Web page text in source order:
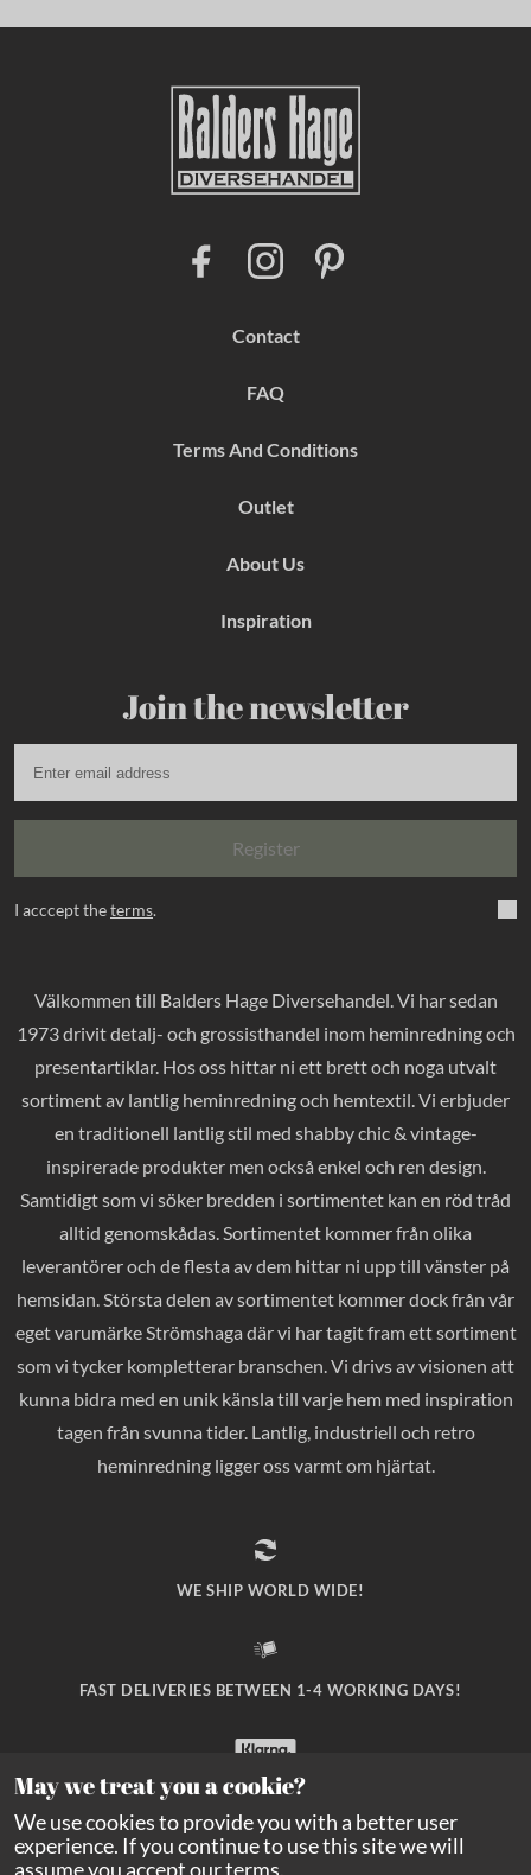
Contact
FAQ
Terms And Conditions
Outlet
About Us
Inspiration
Join the newsletter
Register
I acccept theterms.
I
n
g
a
m
Välkommen till Balders Hage Diversehandel. Vi har sedan
1973 drivit detalj- och grossisthandel inom heminredning och
presentartiklar. Hos oss hittar ni ett brett och noga utvalt
sortiment av lantlig heminredning och hemtextil. Vi erbjuder
en traditionell lantlig stil med shabby chic & vintage-
inspirerade produkter men också enkel och ren design.
Samtidigt som vi söker bredden i sortimentet kan en röd tråd
alltid genomskådas. Sortimentet kommer från olika
leverantörer och de flesta av dem hittar ni upp till vänster på
hemsidan. Största delen av sortimentet kommer dock från vår
eget varumärke Strömshaga där vi har tagit fram ett sortiment
som vi tycker kompletterar branschen. Vi drivs av visionen att
kunna bidra med en unik känsla till varje hem med inspiration
tagen från svunna tider. Lantlig, industriell och retro
heminredning ligger oss varmt om hjärtat.
WE SHIP WORLD WIDE!
FAST DELIVERIES BETWEEN 1-4 WORKING DAYS!
SAFE PAYMENT WITH KLARNA CHECKOUT!
May we treat you a cookie?
We use cookies to provide you with a better user
experience. If you continue to use this site we will
assume you accept ourterms